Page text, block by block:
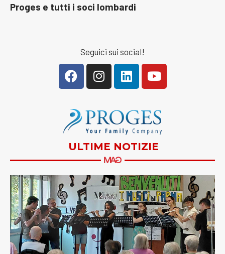
Proges e tutti i soci lombardi
Seguici sui social!
ULTIME NOTIZIE